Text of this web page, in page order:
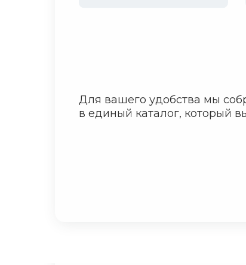
Для вашего удобства мы
в единый каталог, который